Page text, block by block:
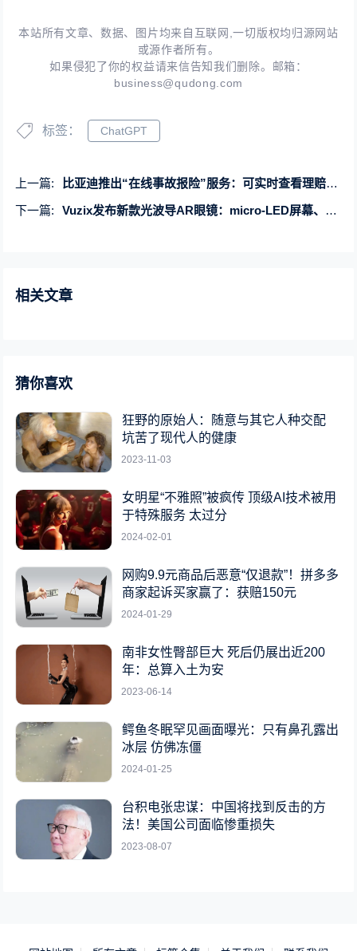
本站所有文章、数据、图片均来自互联网,一切版权均归源网站
或源作者所有。
如果侵犯了你的权益请来信告知我们删除。邮箱：
business@qudong.com
标签： ChatGPT
上一篇:
比亚迪推出“在线事故报险”服务：可实时查看理赔进度
下一篇:
Vuzix发布新款光波导AR眼镜：micro-LED屏幕、消除漏光现象
相关文章
猜你喜欢
狂野的原始人：随意与其它人种交配
坑苦了现代人的健康
2023-11-03
女明星“不雅照”被疯传 顶级AI技术被用
于特殊服务 太过分
2024-02-01
网购9.9元商品后恶意“仅退款”！拼多多
商家起诉买家赢了：获赔150元
2024-01-29
南非女性臀部巨大 死后仍展出近200
年：总算入土为安
2023-06-14
鳄鱼冬眠罕见画面曝光：只有鼻孔露出
冰层 仿佛冻僵
2024-01-25
台积电张忠谋：中国将找到反击的方
法！美国公司面临惨重损失
2023-08-07